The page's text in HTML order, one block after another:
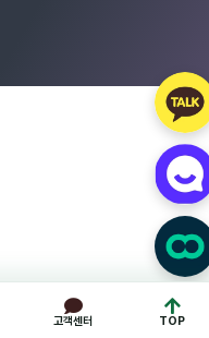
고객센터 TOP